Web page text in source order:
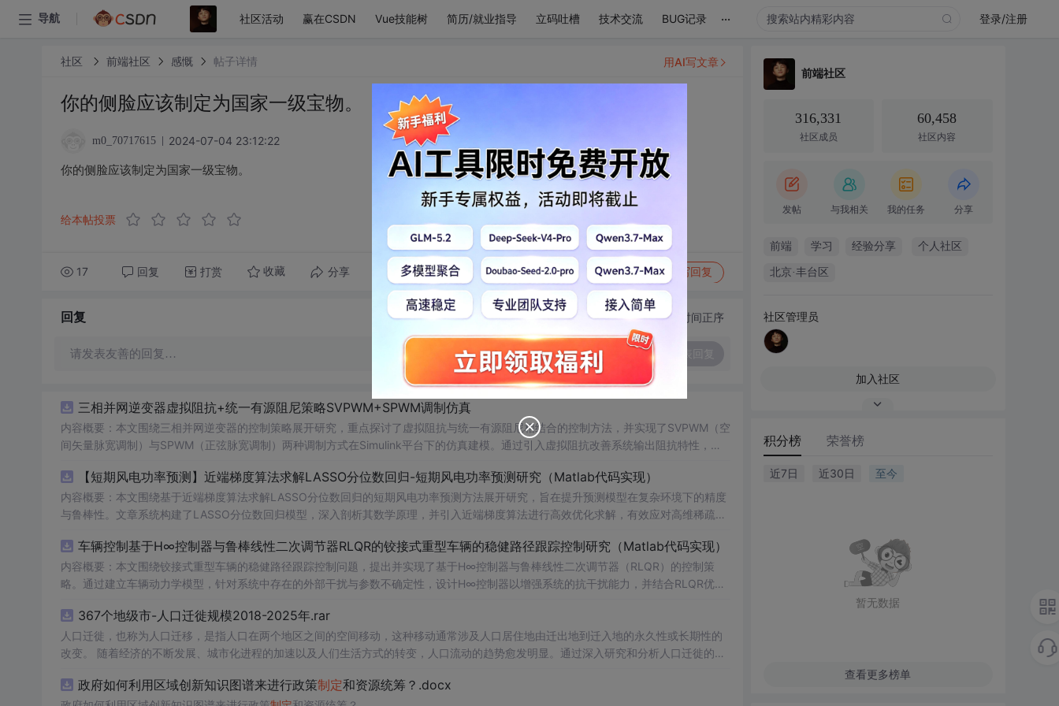
导航 社区活动 赢在CSDN Vue技能树 简历/就业指导 立码吐槽 技术交流 BUG记录 ... 登录/注册
社区 前端社区 感慨 帖子详情
你的侧脸应该制定为国家一级宝物。
m0_70717615 2024-07-04 23:12:22
你的侧脸应该制定为国家一级宝物。
给本帖投票
17 回复 打赏 收藏 分享 转发到动态 举报 写回复
用AI写文章
回复 切换为时间正序
请发表友善的回复…
三相并网逆变器虚拟阻抗+统一有源阻尼策略SVPWM+SPWM调制仿真
内容概要：本文围绕三相并网逆变器的控制策略展开研究，重点探讨了虚拟阻抗与统一有源阻尼相结合的控制方法，并实现了SVPWM（空
间矢量脉宽调制）与SPWM（正弦脉宽调制）两种调制方式在Simulink平台下的仿真建模。通过引入虚拟阻抗改善系统输出阻抗特性，结
制策略的设计、调制算法的实现、动态响应分析及谐波抑制效果评估，同时拓展涉及正负序分离、中点电位平衡、DPWMA调制等关键技
术，构建了完整的高性能并网逆变器控制系统仿真体系。; 适合人群：适用于从事电力电子、新能源发电、智能电网及相关领域的研究生、
科研人员和工程技术人员，特别是具备三相并网逆变器控制理论基础并熟悉MATLAB/Simulink仿真环境的专业人士；; 使用场景及目标：
工作；③为企业研发高性能、高可靠性的并网逆变器产品提供先进的控制方案与技术原型支持；; 阅读建议：建议读者结合提供的Simulin
k模型文件进行实际操作与仿真验证，重点关注虚拟阻抗参数设计与有源阻尼的协同作用机制，深入理解不同调制策略对系统性能的影响，
并可进一步拓展学习文中提及的正负序控制、中点电位平衡等先进控制技术，全面提升对复杂电网环境下并网系统稳定运行机制的认知水
【短期风电功率预测】近端梯度算法求解LASSO分位数回归-短期风电功率预测研究（Matlab代码实现）
内容概要：本文围绕基于近端梯度算法求解LASSO分位数回归的短期风电功率预测方法展开研究，旨在提升预测模型在复杂环境下的精度
与鲁棒性。文章系统构建了LASSO分位数回归模型，深入剖析其数学原理，并引入近端梯度算法进行高效优化求解，有效应对高维稀疏数
能，结果表明其相较于传统方法具有更强的稳定性和准确性。此外，文档还整合了电力系统、机器学习、路径规划等多个领域的相关科研
方向与技术应用案例，突出该方法在新能源预测与智能优化中的广泛适用性与实践价值。; 适合人群：具备扎实的数学基础（如凸优化、统
计学习）与Matlab编程能力，从事新能源发电预测、电力系统调度、智能优化算法或机器学习等领域的科研人员、工程技术人员及研究
性；②为研究LASSO回归、分位数回归及近端梯度优化算法的学者提供可复现、可扩展的Matlab代码实例，便于算法改进与对比实验；
③作为可再生能源消纳、电力市场出清、微网能量管理等工程场景下的核心数据分析与决策支持工具。; 阅读建议：此资源以算法实现为
核心，建议读者在掌握LASSO与分位数回归理论基础上，结合Matlab代码逐行分析近端梯度算法的迭代流程与收敛特性，重点关注正则化
验验证的深度融合。
车辆控制基于H∞控制器与鲁棒线性二次调节器RLQR的铰接式重型车辆的稳健路径跟踪控制研究（Matlab代码实现）
内容概要：本文围绕铰接式重型车辆的稳健路径跟踪控制问题，提出并实现了基于H∞控制器与鲁棒线性二次调节器（RLQR）的控制策
略。通过建立车辆动力学模型，针对系统中存在的外部干扰与参数不确定性，设计H∞控制器以增强系统的抗干扰能力，并结合RLQR优化
行驶环境下的优越性与鲁棒性。; 适合人群：具备自动控制理论基础、车辆工程或自动化相关背景，熟悉Matlab/Simulink仿真工具，从事
智能车辆控制、路径跟踪算法研究的研究生、科研人员及工程技术人员。; 使用场景及目标：①应用于铰接式重型车辆（如矿用卡车、大
型拖挂车）的自动驾驶路径跟踪控制系统设计；②为解决存在模型不确定性和外界扰动条件下的鲁棒控制问题提供算法参考与实现范例；
程中结合控制理论基础知识，运行并调试所提供的仿真程序，深入理解H∞与RLQR控制器的设计流程与参数整定方法，同时可通过修改模
367个地级市-人口迁徙规模2018-2025年.rar
人口迁徙，也称为人口迁移，是指人口在两个地区之间的空间移动，这种移动通常涉及人口居住地由迁出地到迁入地的永久性或长期性的
改变。 随着经济的不断发展、城市化进程的加速以及人们生活方式的转变，人口流动的趋势愈发明显。通过深入研究和分析人口迁徙的年
政府如何利用区域创新知识图谱来进行政策制定和资源统筹？.docx
前端社区
316,331
社区成员
60,458
社区内容
发帖 与我相关 我的任务 分享
前端 学习 经验分享 个人社区
北京·丰台区
社区管理员
加入社区
积分榜 荣誉榜
近7日 近30日 至今
暂无数据
查看更多榜单